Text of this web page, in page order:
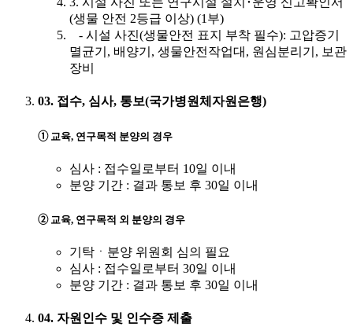
(생물 안전 2등급 이상) (1부)
- 시설 사진(생물안전 표지 부착 필수): 고압증기
멸균기, 배양기, 생물안전작업대, 원심분리기, 보관
장비
03. 접수, 심사, 통보(국가병원체자원은행)
➀ 교육, 연구목적 분양의 경우
심사 : 접수일로부터 10일 이내
분양 기간 : 결과 통보 후 30일 이내
➁ 교육, 연구목적 외 분양의 경우
기탁ㆍ분양 위원회 심의 필요
심사 : 접수일로부터 30일 이내
분양 기간 : 결과 통보 후 30일 이내
04. 자원인수 및 인수증 제출